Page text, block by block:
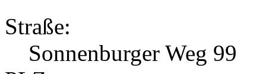
Straße:
Sonnenburger Weg 99